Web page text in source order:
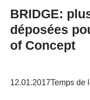
BRIDGE:
déposées
of Concept
12.01.2017Temps de